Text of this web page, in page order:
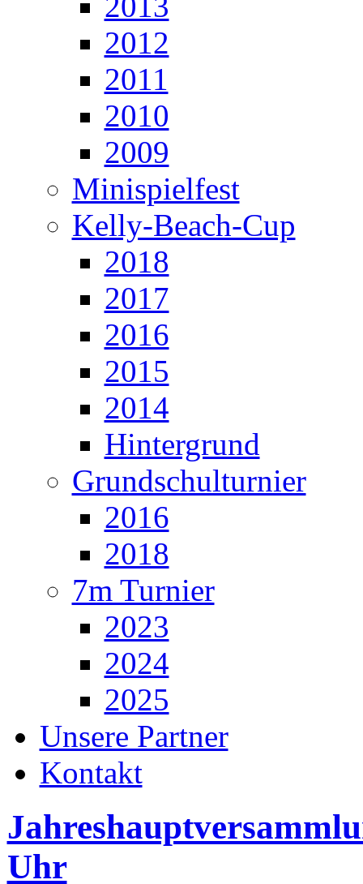
2012
2011
2010
2009
Minispielfest
Kelly-Beach-Cup
2018
2017
2016
2015
2014
Hintergrund
Grundschulturnier
2016
2018
7m Turnier
2023
2024
2025
Unsere Partner
Kontakt
Uhr